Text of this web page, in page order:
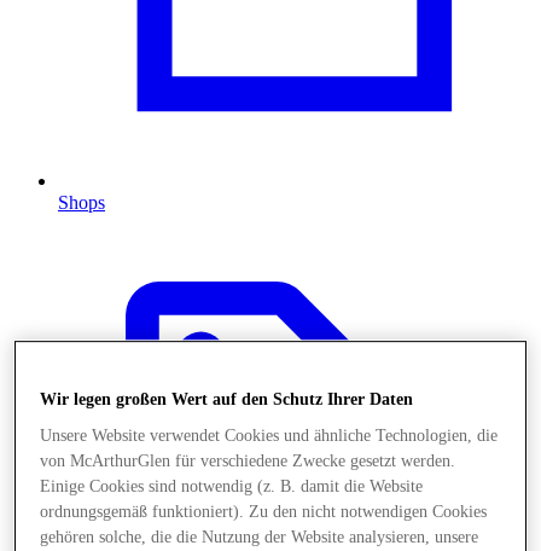
Shops
Wir legen großen Wert auf den Schutz Ihrer Daten
Unsere Website verwendet Cookies und ähnliche Technologien, die
von McArthurGlen für verschiedene Zwecke gesetzt werden.
Einige Cookies sind notwendig (z. B. damit die Website
ordnungsgemäß funktioniert). Zu den nicht notwendigen Cookies
gehören solche, die die Nutzung der Website analysieren, unsere